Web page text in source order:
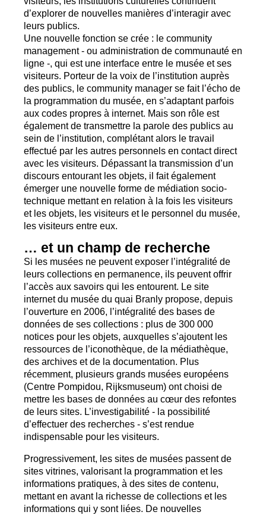
d’explorer de nouvelles manières d’interagir avec
leurs publics.
Une nouvelle fonction se crée : le community
management - ou administration de communauté en
ligne -, qui est une interface entre le musée et ses
visiteurs. Porteur de la voix de l’institution auprès
des publics, le community manager se fait l’écho de
la programmation du musée, en s’adaptant parfois
aux codes propres à internet. Mais son rôle est
également de transmettre la parole des publics au
sein de l’institution, complétant alors le travail
effectué par les autres personnels en contact direct
avec les visiteurs. Dépassant la transmission d’un
discours entourant les objets, il fait également
émerger une nouvelle forme de médiation socio-
technique mettant en relation à la fois les visiteurs
et les objets, les visiteurs et le personnel du musée,
les visiteurs entre eux.
… et un champ de recherche
Si les musées ne peuvent exposer l’intégralité de
leurs collections en permanence, ils peuvent offrir
l’accès aux savoirs qui les entourent. Le site
internet du musée du quai Branly propose, depuis
l’ouverture en 2006, l’intégralité des bases de
données de ses collections : plus de 300 000
notices pour les objets, auxquelles s’ajoutent les
ressources de l’iconothèque, de la médiathèque,
des archives et de la documentation. Plus
récemment, plusieurs grands musées européens
(Centre Pompidou, Rijksmuseum) ont choisi de
mettre les bases de données au cœur des refontes
de leurs sites. L’investigabilité - la possibilité
d’effectuer des recherches - s’est rendue
indispensable pour les visiteurs.
Progressivement, les sites de musées passent de
sites vitrines, valorisant la programmation et les
informations pratiques, à des sites de contenu,
mettant en avant la richesse de collections et les
informations qui y sont liées. De nouvelles